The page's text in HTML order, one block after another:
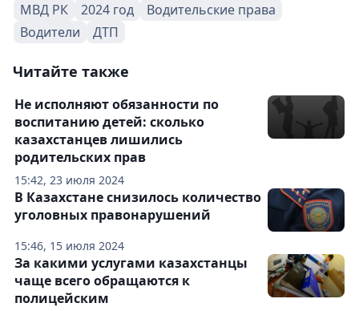
МВД РК 2024 год
Водительские права
Водители
ДТП
Читайте также
15:42, 23 июля 2024
Не исполняют обязанности по
воспитанию детей: сколько
казахстанцев лишились
родительских прав
15:46, 15 июля 2024
В Казахстане снизилось количество
уголовных правонарушений
За какими услугами казахстанцы
чаще всего обращаются к
полицейским